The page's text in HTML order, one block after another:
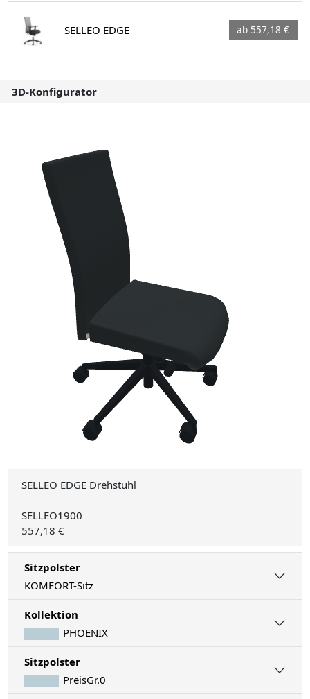
SELLEO EDGE ab 557,18 €
3D-Konfigurator
SELLEO EDGE Drehstuhl
SELLEO1900
557,18 €
Sitzpolster
KOMFORT-Sitz
Kollektion
PHOENIX
Sitzpolster
PreisGr.0